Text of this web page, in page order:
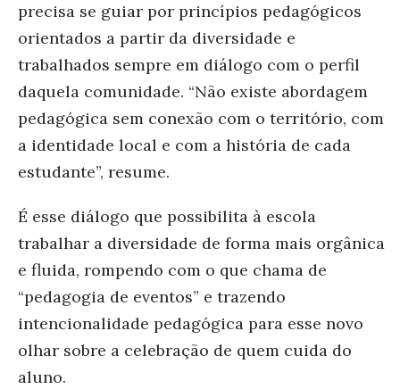
precisa se guiar por princípios pedagógicos
orientados a partir da diversidade e
trabalhados sempre em diálogo com o perfil
daquela comunidade. “Não existe abordagem
pedagógica sem conexão com o território, com
a identidade local e com a história de cada
estudante”, resume.
É esse diálogo que possibilita à escola
trabalhar a diversidade de forma mais orgânica
e fluida, rompendo com o que chama de
“pedagogia de eventos” e trazendo
intencionalidade pedagógica para esse novo
olhar sobre a celebração de quem cuida do
aluno.